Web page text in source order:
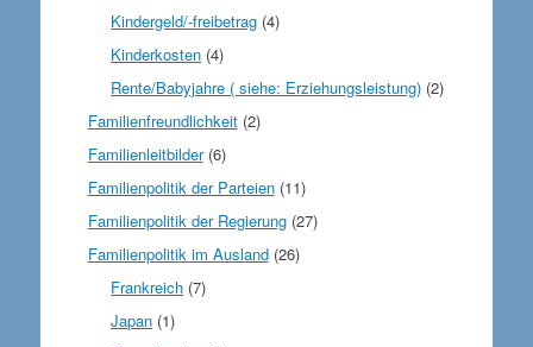
Kindergeld/-freibetrag (4)
Kinderkosten (4)
Rente/Babyjahre ( siehe: Erziehungsleistung) (2)
Familienfreundlichkeit(2)
Familienleitbilder(6)
Familienpolitik der Parteien(11)
Familienpolitik der Regierung(27)
Familienpolitik im Ausland(26)
Frankreich (7)
Japan (1)